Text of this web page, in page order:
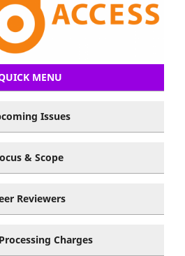
MENU
Issues
& Scope
Reviewers
Charges